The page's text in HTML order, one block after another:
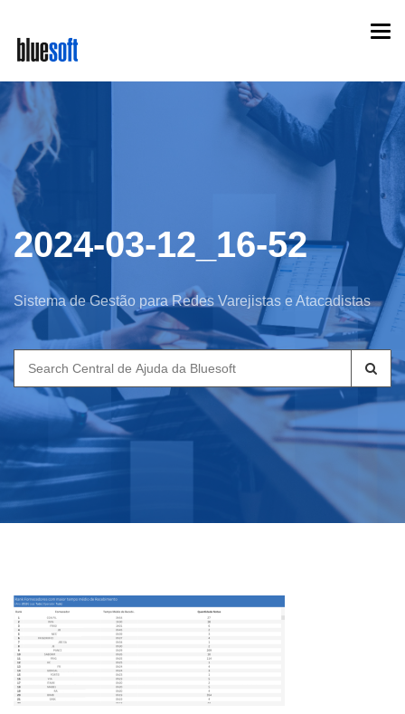
main
content
2024-03-12_16-52
Sistema de Gestão para Redes Varejistas e Atacadistas
Search
for: